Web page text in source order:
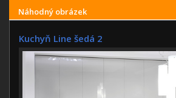
Náhodný obrázek
Kuchyň Line šedá 2